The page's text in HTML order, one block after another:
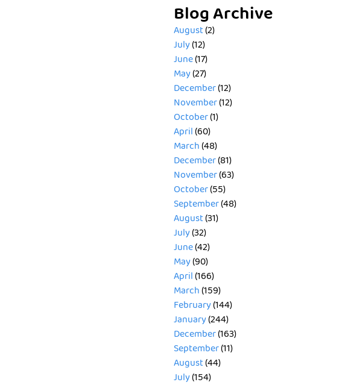
Blog Archive
August(2)
July(12)
June(17)
May(27)
December(12)
November(12)
October(1)
April(60)
March(48)
December(81)
November(63)
October(55)
September(48)
August(31)
July(32)
June(42)
May(90)
April(166)
March(159)
February(144)
January(244)
December(163)
September(11)
August(44)
July(154)